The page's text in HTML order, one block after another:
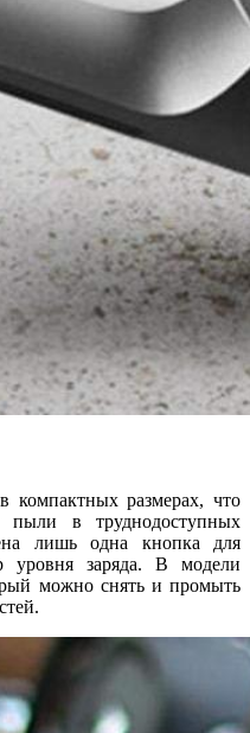
размерах, что
пыли в труднодоступных
лишь одна кнопка для
уровня заряда. В модели
можно снять и промыть